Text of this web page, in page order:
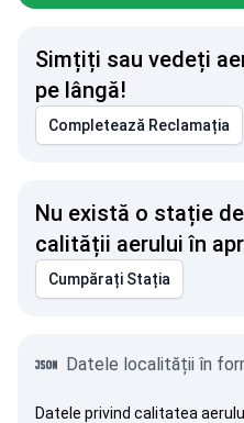
Simțiți sau vedeți
pe lângă!
Completează Reclamația
Nu există o stație
calității aerului în
Cumpărați Stația
Datele localității în
Datele privind calitatea